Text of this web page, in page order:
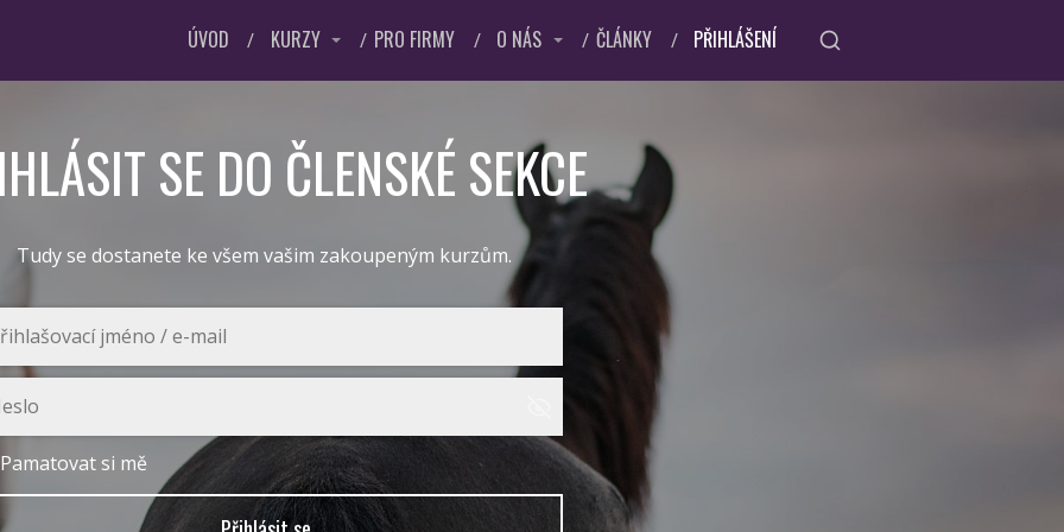
ÚVOD KURZY PRO FIRMY O NÁS ČLÁNKY PŘIHLÁŠENÍ
SE DO ČLENSKÉ SEKCE
Tudy se dostanete ke všem vašim zakoupeným kurzům.
Pamatovat si mě